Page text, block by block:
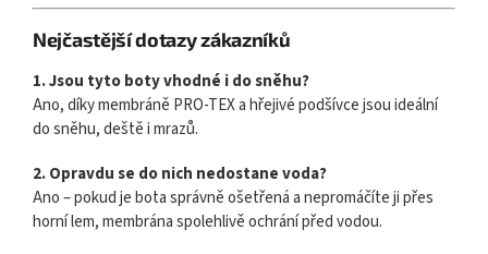
Nejčastější dotazy zákazníků
1. Jsou tyto boty vhodné i do sněhu?
Ano, díky membráně PRO-TEX a hřejivé podšívce jsou ideální
do sněhu, deště i mrazů.
2. Opravdu se do nich nedostane voda?
Ano – pokud je bota správně ošetřená a nepromáčíte ji přes
horní lem, membrána spolehlivě ochrání před vodou.